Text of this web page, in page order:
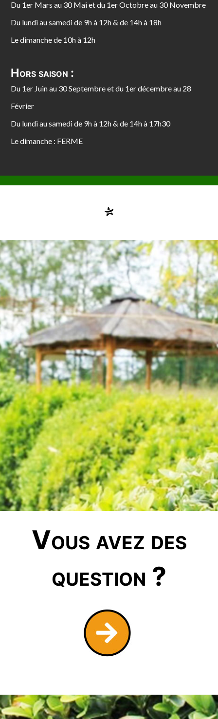
Du 1er Mars au 30 Mai et du 1er Octobre au 30 Novembre
Du lundi au samedi de 9h à 12h & de 14h à 18h
Le dimanche de 10h à 12h
Hors saison :
Du 1er Juin au 30 Septembre et du 1er décembre au 28
Février
Du lundi au samedi de 9h à 12h & de 14h à 17h30
Le dimanche : FERME
Vous avez des
question ?